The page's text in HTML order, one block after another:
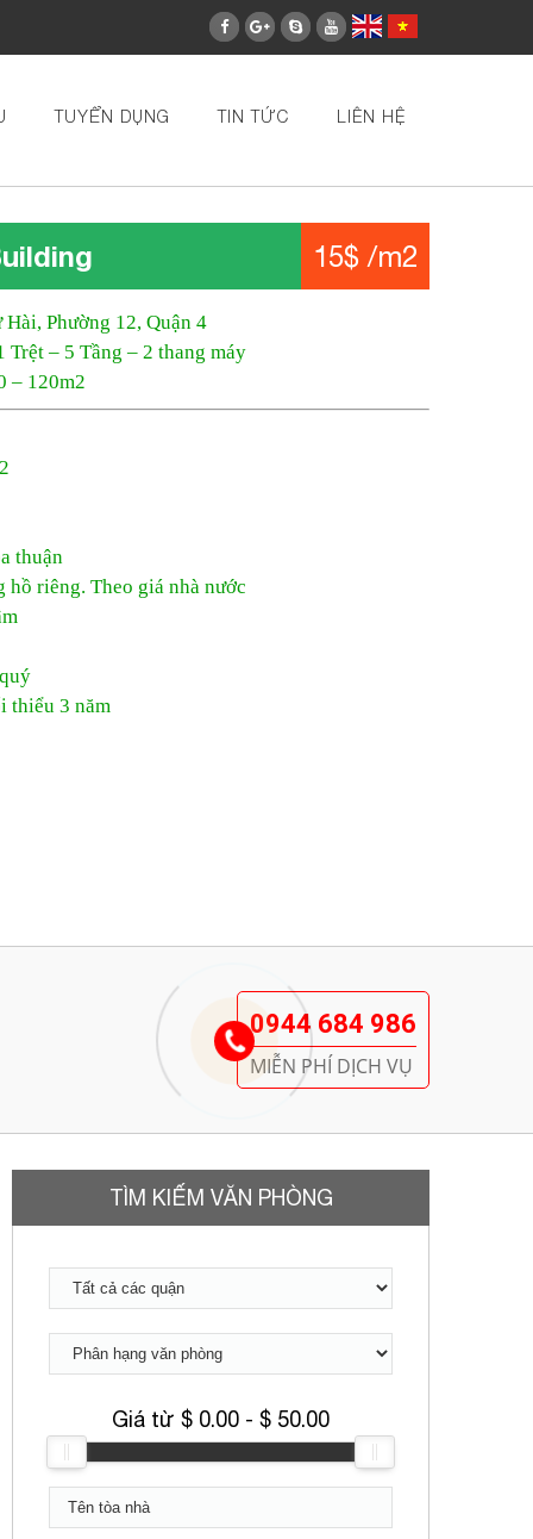
TUYỂN DỤNG TIN TỨC LIÊN HỆ
15$ /m2
Phường 12, Quận 4
Trệt – 5 Tầng – 2 thang máy
– 120m2
thuận
hồ riêng. Theo giá nhà nước
thiểu 3 năm
MIỄN PHÍ DỊCH VỤ
TÌM KIẾM VĂN PHÒNG
Giá từ $0.00